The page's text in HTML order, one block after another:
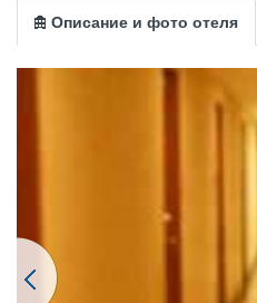
Описание и фото отеля